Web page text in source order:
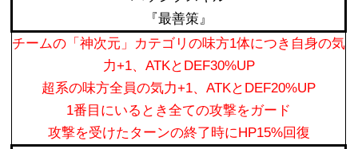
『最善策』
チームの「神次元」カテゴリの味方1体につき自身の気
力+1、ATKとDEF30%UP
超系の味方全員の気力+1、ATKとDEF20%UP
1番目にいるとき全ての攻撃をガード
攻撃を受けたターンの終了時にHP15%回復